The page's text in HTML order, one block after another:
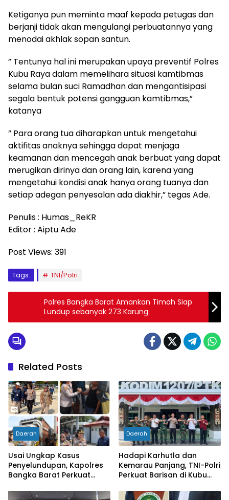
Ketiganya pun meminta maaf kepada petugas dan
berjanji tidak akan mengulangi perbuatannya yang
menodai akhlak sopan santun.
” Tentunya hal ini merupakan upaya preventif Polres
Kubu Raya dalam memelihara situasi kamtibmas
selama bulan suci Ramadhan dan mengantisipasi
segala bentuk potensi gangguan kamtibmas,”
katanya
” Para orang tua diharapkan untuk mengetahui
aktifitas anaknya sehingga dapat menjaga
keamanan dan mencegah anak berbuat yang dapat
merugikan dirinya dan orang lain, karena yang
mengetahui kondisi anak hanya orang tuanya dan
setiap adegan penyesalan ada diakhir,” tegas Ade.
Penulis : Humas_ReKR
Editor : Aiptu Ade
Post Views: 391
Tags: TNI/Polri
Polres Bangka Barat Amankan Timah Siap
Lundup sebanyak 273 Karung.
Related Posts
Daerah
Usai Ungkap Kasus
Penyelundupan, Kapolres
Bangka Barat Perkuat
Pelabuhan Tanjung Kalian
Daerah
Hadapi Karhutla dan
Kemarau Panjang, TNI-Polri
Perkuat Barisan di Kubu